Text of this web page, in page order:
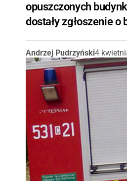
opuszczonych
dostały zgłoszenie
Andrzej Pudrzyński4